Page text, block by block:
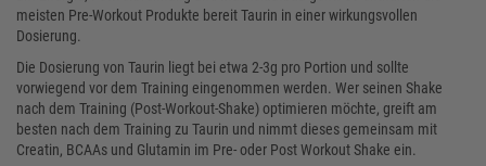
meisten Pre-Workout Produkte bereit Taurin in einer wirkungsvollen
Dosierung.
Die Dosierung von Taurin liegt bei etwa 2-3g pro Portion und sollte
vorwiegend vor dem Training eingenommen werden. Wer seinen Shake
nach dem Training (Post-Workout-Shake) optimieren möchte, greift am
besten nach dem Training zu Taurin und nimmt dieses gemeinsam mit
Creatin, BCAAs und Glutamin im Pre- oder Post Workout Shake ein.